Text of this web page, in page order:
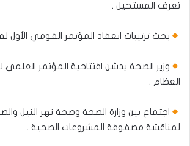
تعرف المستحيل .
بحث ترتيبات انعقاد المؤتمر القومي الأول
وزير الصحة يدشن افتتاحية المؤتمر
العظام .
اجتماع بين وزارة الصحة وصحة نهر النيل
لمناقشة مصفوفة المشروعات الصحية .